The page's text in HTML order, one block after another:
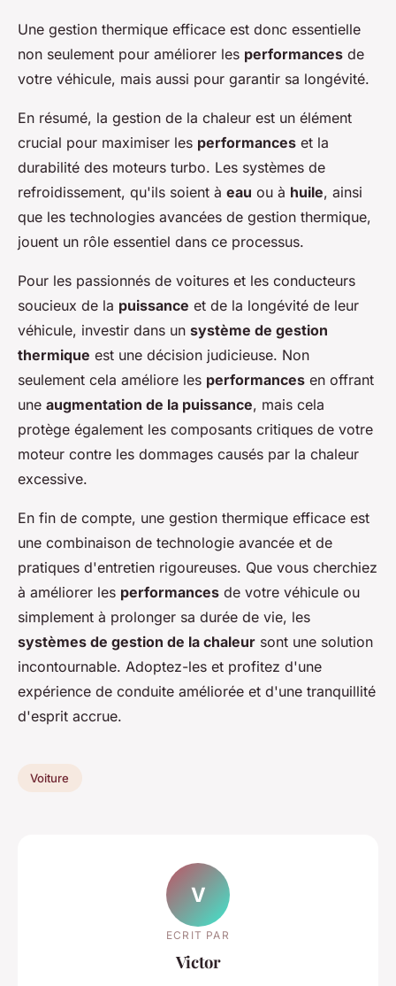
Une gestion thermique efficace est donc essentielle
non seulement pour améliorer les performances de
votre véhicule, mais aussi pour garantir sa longévité.
En résumé, la gestion de la chaleur est un élément
crucial pour maximiser les performances et la
durabilité des moteurs turbo. Les systèmes de
refroidissement, qu'ils soient à eau ou à huile, ainsi
que les technologies avancées de gestion thermique,
jouent un rôle essentiel dans ce processus.
Pour les passionnés de voitures et les conducteurs
soucieux de la puissance et de la longévité de leur
véhicule, investir dans un système de gestion
thermique est une décision judicieuse. Non
seulement cela améliore les performances en offrant
une augmentation de la puissance, mais cela
protège également les composants critiques de votre
moteur contre les dommages causés par la chaleur
excessive.
En fin de compte, une gestion thermique efficace est
une combinaison de technologie avancée et de
pratiques d'entretien rigoureuses. Que vous cherchiez
à améliorer les performances de votre véhicule ou
simplement à prolonger sa durée de vie, les
systèmes de gestion de la chaleur sont une solution
incontournable. Adoptez-les et profitez d'une
expérience de conduite améliorée et d'une tranquillité
d'esprit accrue.
Voiture
V
ECRIT PAR
Victor